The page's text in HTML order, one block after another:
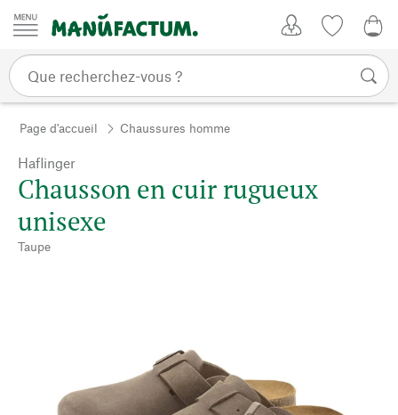
Passer au contenu
Page d'accueil Chaussures homme
Haflinger
Chausson en cuir rugueux
unisexe
Taupe